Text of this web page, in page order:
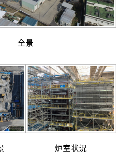
全景
炉室状況